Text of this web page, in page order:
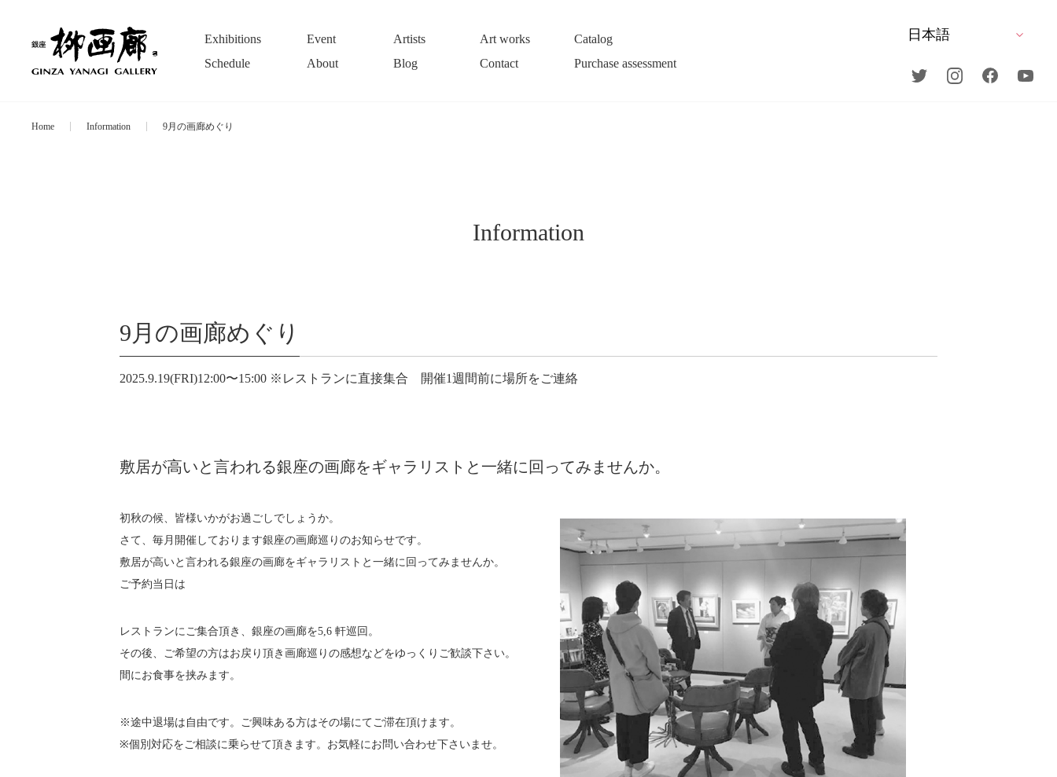
Exhibitions Event Artists Art works
Catalog
Schedule
About Blog Contact Purchase assessment
Home Information 9月の画廊めぐり
Information
9月の画廊めぐり
2025.9.19(FRI)12:00〜15:00 ※レストランに直接集合 開催1週間前に場所をご連絡
敷居が高いと言われる銀座の画廊をギャラリストと一緒に回ってみませんか。
初秋の候、皆様いかがお過ごしでしょうか。
さて、毎月開催しております銀座の画廊巡りのお知らせです。
敷居が高いと言われる銀座の画廊をギャラリストと一緒に回ってみませんか。
ご予約当日は
レストランにご集合頂き、銀座の画廊を5,6 軒巡回。
その後、ご希望の方はお戻り頂き画廊巡りの感想などをゆっくりご歓談下さい。
間にお食事を挟みます。
※途中退場は自由です。ご興味ある方はその場にてご滞在頂けます。
※個別対応をご相談に乗らせて頂きます。お気軽にお問い合わせ下さいませ。